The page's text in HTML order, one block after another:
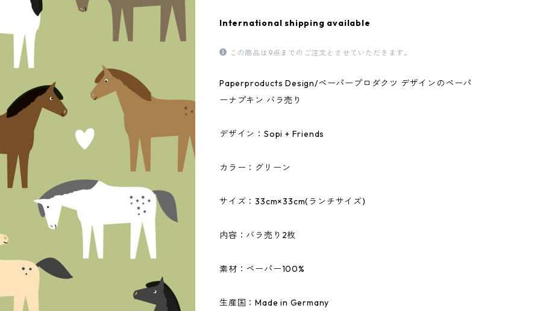
International shipping available
この商品は9点までのご注文とさせていただきます。
Paperproducts Design/ペーパープロダクツ デザインのペーパ
ーナプキン バラ売り
デザイン：Sopi + Friends
カラー：グリーン
サイズ：33cm×33cm(ランチサイズ)
内容：バラ売り2枚
素材：ペーパー100%
生産国：Made in Germany